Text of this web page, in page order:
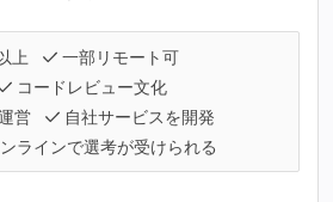
上
一部リモート可
コードレビュー文化
営
自社サービスを開発
ラインで選考が受けられる